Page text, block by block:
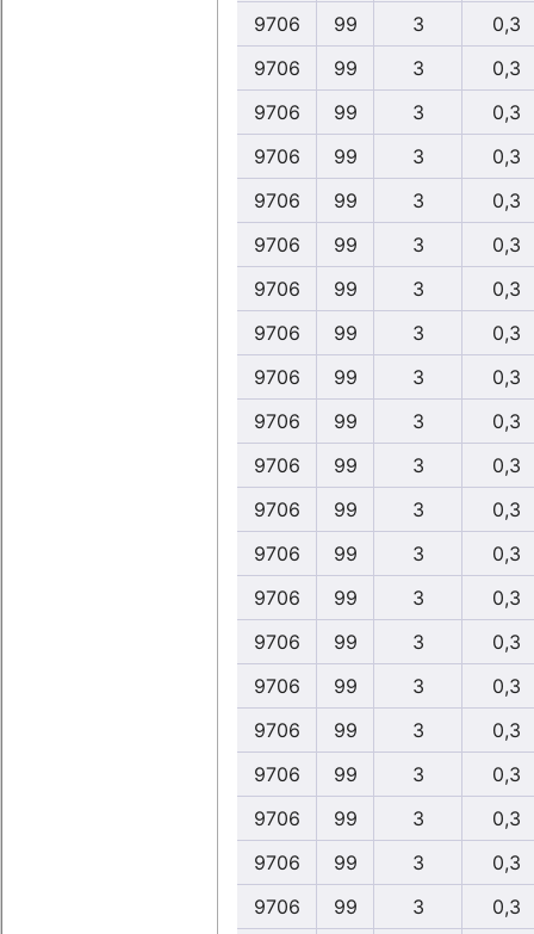
9706
99 3
0,3
9706
99 3
0,3
9706
99 3
0,3
9706
99 3
0,3
9706
99 3
0,3
9706
99 3
0,3
9706
99 3
0,3
9706
99 3
0,3
9706
99 3
0,3
9706
99 3
0,3
9706
99 3
0,3
9706
99 3
0,3
9706
99 3
0,3
9706
99 3
0,3
9706
99 3
0,3
9706
99 3
0,3
9706
99 3
0,3
9706
99 3
0,3
9706
99 3
0,3
9706
99 3
0,3
9706
99 3
0,3